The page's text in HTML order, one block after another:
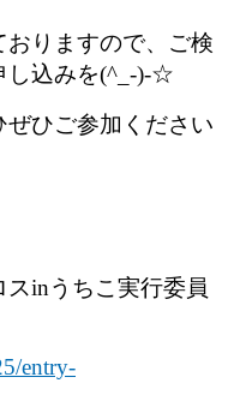
りますので、ご検
し込みを(^_-)-☆
ひご参加ください
inうちこ実行委員
entry-